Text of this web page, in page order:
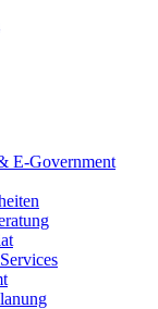
E-Government